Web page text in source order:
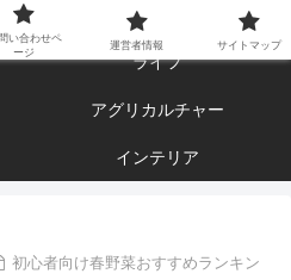
ブログライフ
ライフ
アグリカルチャー
インテリア
初心者向け春野菜おすすめランキン
い合わせペ
ージ
運営者情報 サイトマップ